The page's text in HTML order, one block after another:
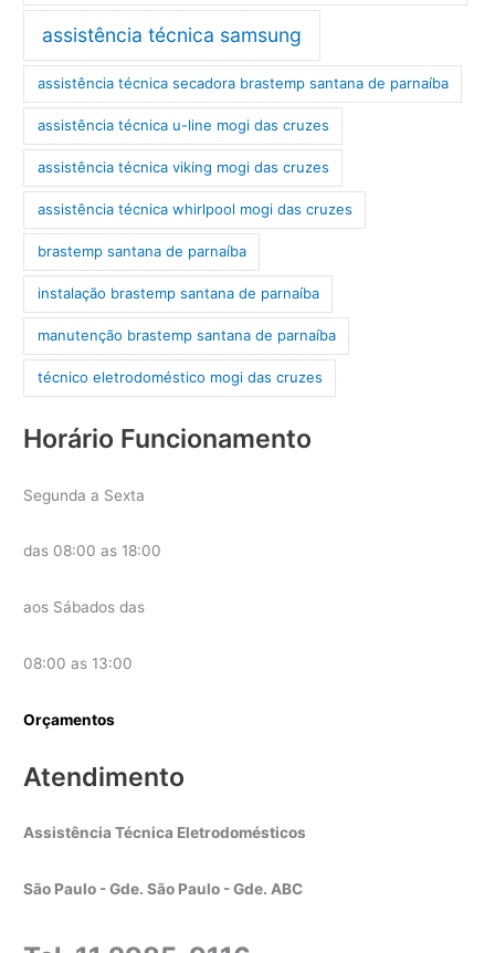
assistência técnica samsung
assistência técnica secadora brastemp santana de parnaíba
assistência técnica u-line mogi das cruzes
assistência técnica viking mogi das cruzes
assistência técnica whirlpool mogi das cruzes
brastemp santana de parnaíba
instalação brastemp santana de parnaíba
manutenção brastemp santana de parnaíba
técnico eletrodoméstico mogi das cruzes
Horário Funcionamento
Segunda a Sexta
das 08:00 as 18:00
aos Sábados das
08:00 as 13:00
Orçamentos
Atendimento
Assistência Técnica Eletrodomésticos
São Paulo - Gde. São Paulo - Gde. ABC